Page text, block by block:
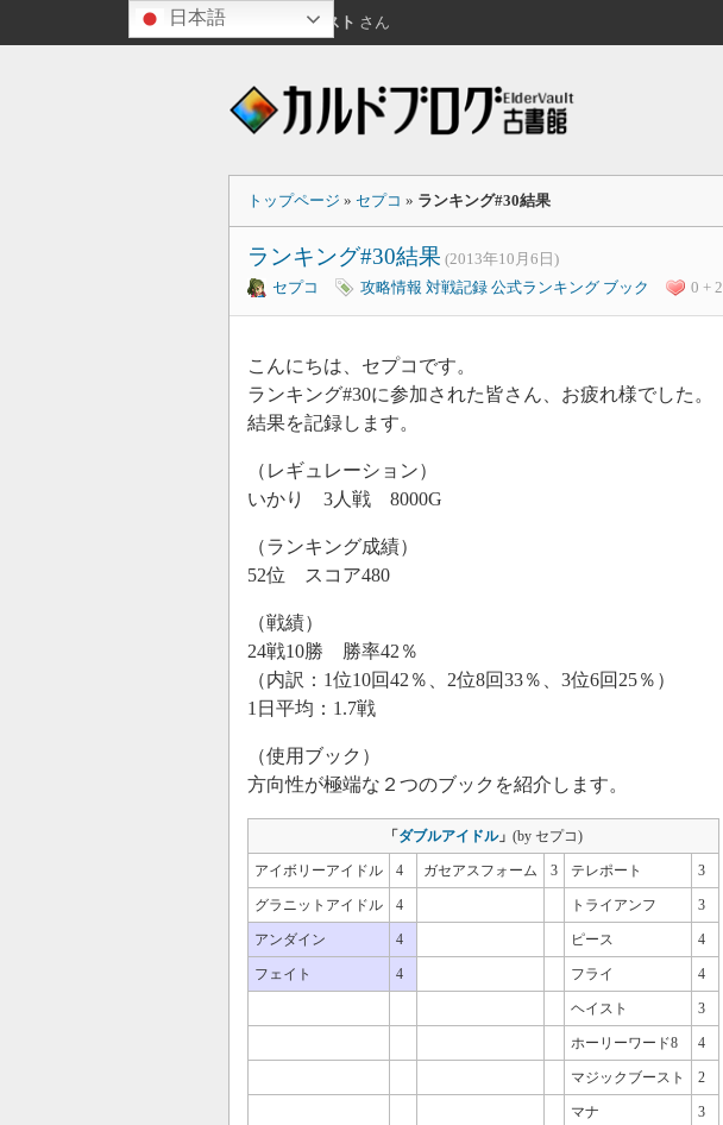
ゲスト さん
トップページ » セプコ » ランキング#30結果
ランキング#30結果 (2013年10月6日)
セプコ
攻略情報 対戦記録 公式ランキング ブック 0 + 2
こんにちは、セプコです。
ランキング#30に参加された皆さん、お疲れ様でした。
結果を記録します。
（レギュレーション）
いかり 3人戦 8000G
（ランキング成績）
52位 スコア480
（戦績）
24戦10勝 勝率42％
（内訳：1位10回42％、2位8回33％、3位6回25％）
1日平均：1.7戦
（使用ブック）
方向性が極端な２つのブックを紹介します。
「 ダブルアイドル」 (by セプコ)
アイボリーアイドル 4 ガセアスフォーム 3 テレポート 3
グラニットアイドル 4 トライアンフ 3
アンダイン 4 ピース 4
フェイト 4 フライ 4
ヘイスト 3
ホーリーワード8 4
マジックブースト 2
マナ 3
日本語